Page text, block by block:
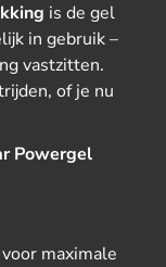
is de gel
in gebruik –
vastzitten.
of je nu
Powergel
maximale